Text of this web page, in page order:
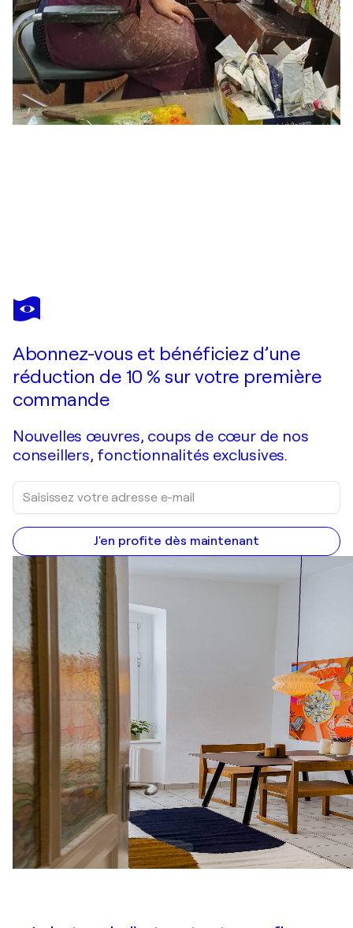
SOOK
KIM
Je passe commande
Abonnez-vous et bénéficiez d’une
réduction de 10 % sur votre première
commande
Nouvelles œuvres, coups de cœur de nos
conseillers, fonctionnalités exclusives.
J'en profite dès maintenant